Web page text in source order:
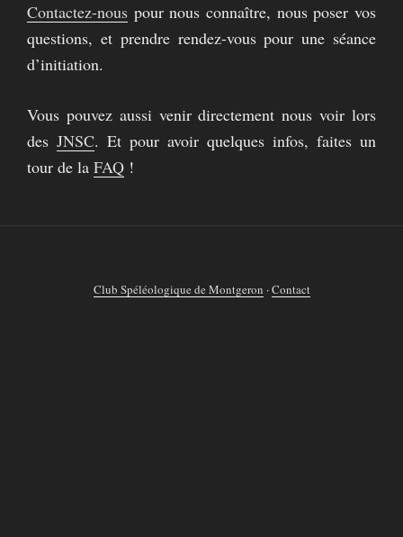
Contactez-nous pour nous connaître, nous poser vos
questions, et prendre rendez-vous pour une séance
d’initiation.
Vous pouvez aussi venir directement nous voir lors
des JNSC. Et pour avoir quelques infos, faites un
tour de la FAQ !
Club Spéléologique de Montgeron ·Contact